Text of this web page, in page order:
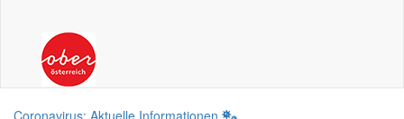
Coronavirus: Aktuelle Informationen